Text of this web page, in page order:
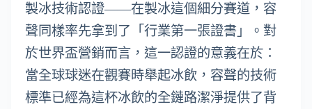
製冰技術認證——在製冰這個細分賽道，容
聲同樣率先拿到了「行業第一張證書」。對
於世界盃營銷而言，這一認證的意義在於：
當全球球迷在觀賽時舉起冰飲，容聲的技術
標準已經為這杯冰飲的全鏈路潔淨提供了背